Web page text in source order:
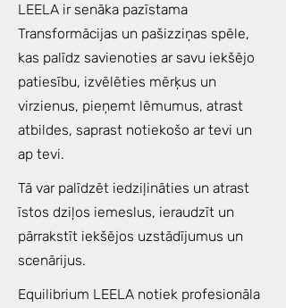
LEELA ir senāka pazīstama
Transformācijas un pašizziņas spēle,
kas palīdz savienoties ar savu iekšējo
patiesību, izvēlēties mērķus un
virzienus, pieņemt lēmumus, atrast
atbildes, saprast notiekošo ar tevi un
ap tevi.
Tā var palīdzēt iedziļināties un atrast
īstos dziļos iemeslus, ieraudzīt un
pārrakstīt iekšējos uzstādījumus un
scenārijus.
Equilibrium LEELA notiek profesionāla